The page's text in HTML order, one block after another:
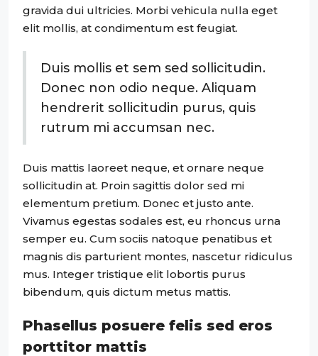
gravida dui ultricies. Morbi vehicula nulla eget
elit mollis, at condimentum est feugiat.
Duis mollis et sem sed sollicitudin.
Donec non odio neque. Aliquam
hendrerit sollicitudin purus, quis
rutrum mi accumsan nec.
Duis mattis laoreet neque, et ornare neque
sollicitudin at. Proin sagittis dolor sed mi
elementum pretium. Donec et justo ante.
Vivamus egestas sodales est, eu rhoncus urna
semper eu. Cum sociis natoque penatibus et
magnis dis parturient montes, nascetur ridiculus
mus. Integer tristique elit lobortis purus
bibendum, quis dictum metus mattis.
Phasellus posuere felis sed eros
porttitor mattis